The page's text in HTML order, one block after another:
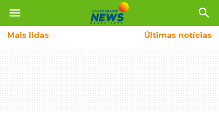
menu search
Mais lidas Últimas notícias